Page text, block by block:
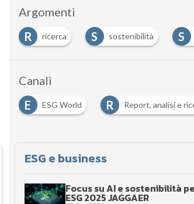
Argomenti
R ricerca S sostenibilità S
Canali
E ESG World R Report, analisi e
ESG e business
Focus su AI e sostenibilità
ESG 2025 JAGGAER